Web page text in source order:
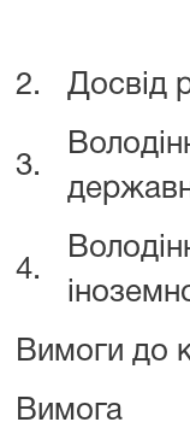
2. Досвід
3.
4.
Вимоги до
Вимога